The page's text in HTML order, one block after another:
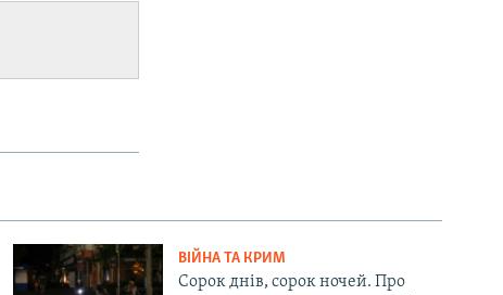
ВІЙНА ТА КРИМ
Сорок днів, сорок ночей. Про